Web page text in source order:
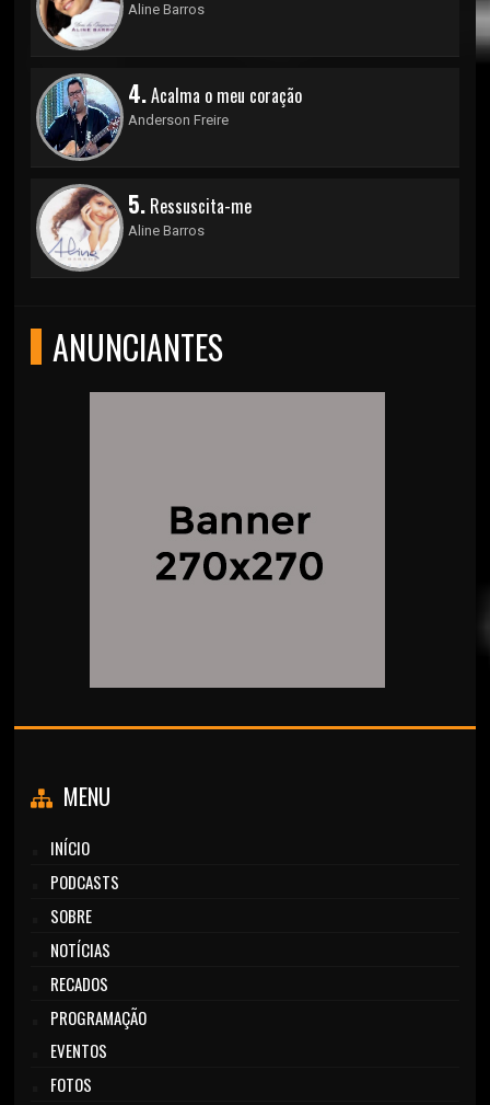
Aline Barros
4.Acalma o meu coração
Anderson Freire
5. Ressuscita-me
Aline Barros
ANUNCIANTES
MENU
INÍCIO
PODCASTS
SOBRE
NOTÍCIAS
RECADOS
PROGRAMAÇÃO
EVENTOS
FOTOS